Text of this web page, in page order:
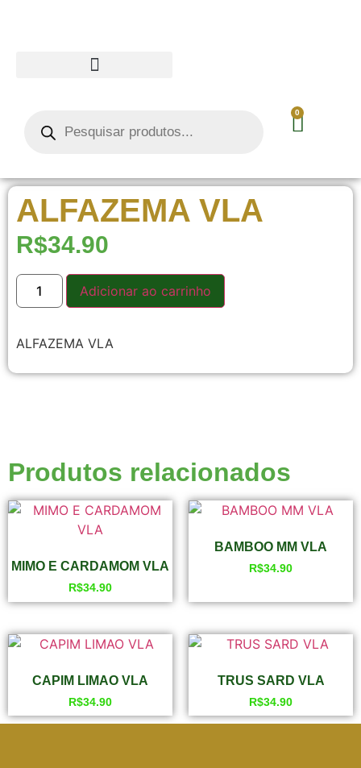
0
ALFAZEMA VLA
R$34.90
Adicionar ao carrinho
ALFAZEMA VLA
Produtos relacionados
MIMO E CARDAMOM VLA
R$34.90
BAMBOO MM VLA
R$34.90
CAPIM LIMAO VLA
R$34.90
TRUS SARD VLA
R$34.90